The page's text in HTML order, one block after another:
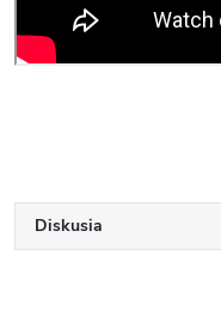
Diskusia